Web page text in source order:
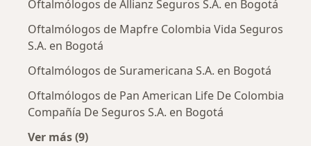
Oftalmólogos de Allianz Seguros S.A. en Bogotá
Oftalmólogos de Mapfre Colombia Vida Seguros
S.A. en Bogotá
Oftalmólogos de Suramericana S.A. en Bogotá
Oftalmólogos de Pan American Life De Colombia
Compañía De Seguros S.A. en Bogotá
Ver más (9)